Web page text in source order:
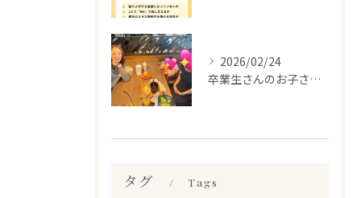
2026/02/24
卒業生さんのお子さんに会って来ました✨
タグ Tags